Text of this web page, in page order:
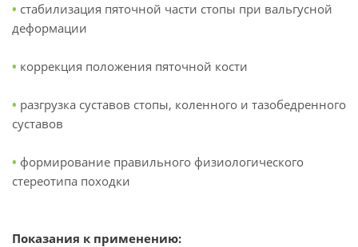
• стабилизация пяточной части стопы при вальгусной
деформации
• коррекция положения пяточной кости
• разгрузка суставов стопы, коленного и тазобедренного
суставов
• формирование правильного физиологического
стереотипа походки
Показания к применению: